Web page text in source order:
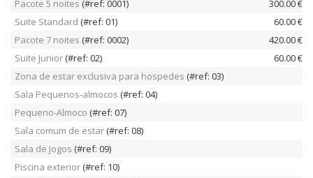
Pacote 5 noites (#ref: 0001)
300.00 €
Suite Standard (#ref: 01)
60.00 €
Pacote 7 noites (#ref: 0002)
420.00 €
Suite Junior(#ref: 02)
60.00 €
Zona de estar exclusiva para hospedes (#ref: 03)
Sala Pequenos-almocos (#ref: 04)
Pequeno-Almoco (#ref: 07)
Sala comum de estar(#ref: 08)
Sala de Jogos (#ref: 09)
Piscina exterior(#ref: 10)